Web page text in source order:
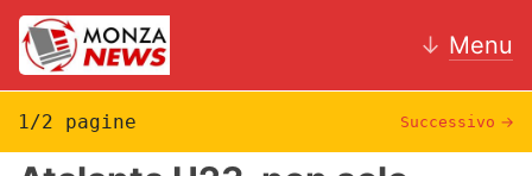
↓ Menu
1/2 pagine Successivo →